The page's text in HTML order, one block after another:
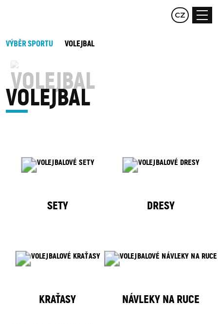
EN DE
CZ
VÝBĚR SPORTU VOLEJBAL
VOLEJBAL
SETY DRESY
KRAŤASY NÁVLEKY NA RUCE